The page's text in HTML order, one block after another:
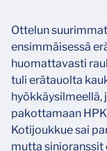
Ottelun
ensimmäisessä
huomattavasti
tuli erätauolta
hyökkäysilmeellä,
pakottamaan
Kotijoukkue sai
mutta sinioranssit